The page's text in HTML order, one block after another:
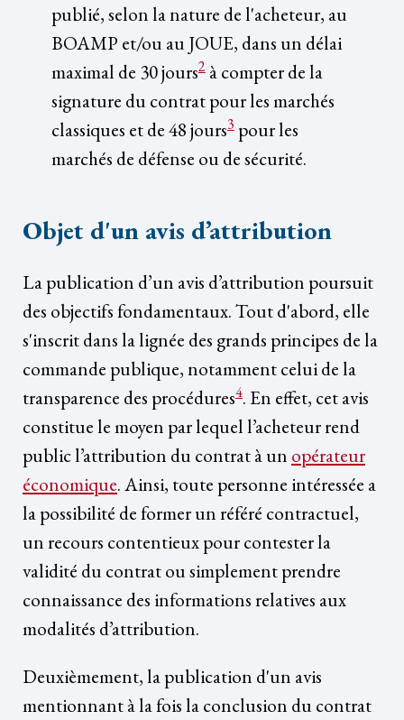
publié, selon la nature de l'acheteur, au
BOAMP et/ou au JOUE, dans un délai
maximal de 30 jours2à compter de la
signature du contrat pour les marchés
classiques et de 48 jours3pour les
marchés de défense ou de sécurité.
Objet d'un avis d’attribution
La publication d’un avis d’attribution poursuit
des objectifs fondamentaux. Tout d'abord, elle
s'inscrit dans la lignée des grands principes de la
commande publique, notamment celui de la
transparence des procédures4. En effet, cet avis
constitue le moyen par lequel l’acheteur rend
public l’attribution du contrat à un opérateur
économique. Ainsi, toute personne intéressée a
la possibilité de former un référé contractuel,
un recours contentieux pour contester la
validité du contrat ou simplement prendre
connaissance des informations relatives aux
modalités d’attribution.
Deuxièmement, la publication d'un avis
mentionnant à la fois la conclusion du contrat